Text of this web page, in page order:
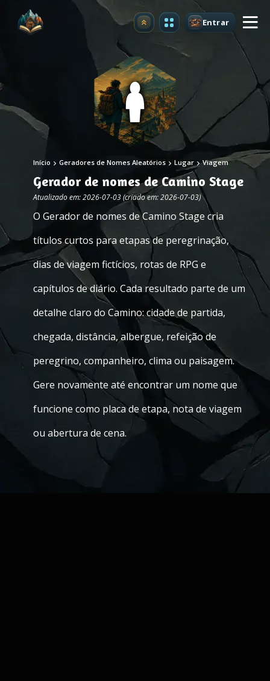
Atualizar Entrar
Início Geradores de Nomes Aleatórios Lugar Viagem
Gerador de nomes de Camino Stage
Atualizado em: 2026-07-03 (criado em: 2026-07-03)
O Gerador de nomes de Camino Stage cria
títulos curtos para etapas de peregrinação,
dias de viagem fictícios, rotas de RPG e
capítulos de diário. Cada resultado parte de um
detalhe claro do Camino: cidade de partida,
chegada, distância, albergue, refeição de
peregrino, companheiro, clima ou paisagem.
Gere novamente até encontrar um nome que
funcione como placa de etapa, nota de viagem
ou abertura de cena.